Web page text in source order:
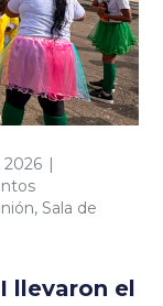
2026
, Sala de
llevaron el